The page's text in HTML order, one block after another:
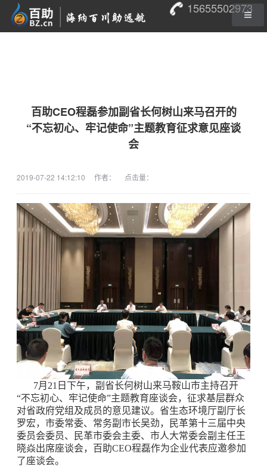
15655502973
百助CEO程磊参加副省长何树山来马召开的
“不忘初心、牢记使命”主题教育征求意见座谈
会
2019-07-22 14:12:10 作者： 点击量：
7月21日下午，副省长何树山来马鞍山市主持召开
“不忘初心、牢记使命”主题教育座谈会，征求基层群众
对省政府党组及成员的意见建议。省生态环境厅副厅长
罗宏，市委常委、常务副市长吴劲，民革第十三届中央
委员会委员、民革市委会主委、市人大常委会副主任王
晓焱出席座谈会，百助CEO程磊作为企业代表应邀参加
了座谈会。